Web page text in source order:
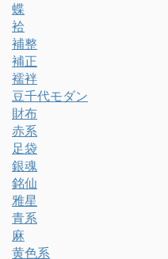
蝶
袷
補整
補正
襦袢
豆千代モダン
財布
赤系
足袋
銀魂
銘仙
雅星
青系
麻
黄色系